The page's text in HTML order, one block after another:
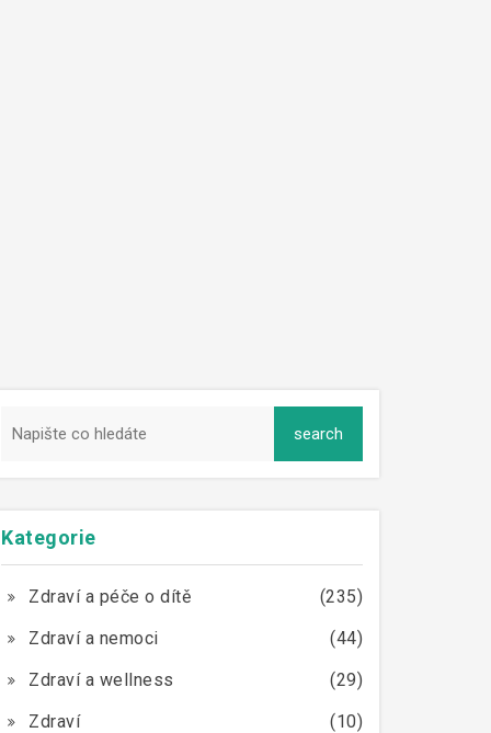
Kategorie
Zdraví a péče o dítě
(235)
Zdraví a nemoci
(44)
Zdraví a wellness
(29)
Zdraví
(10)